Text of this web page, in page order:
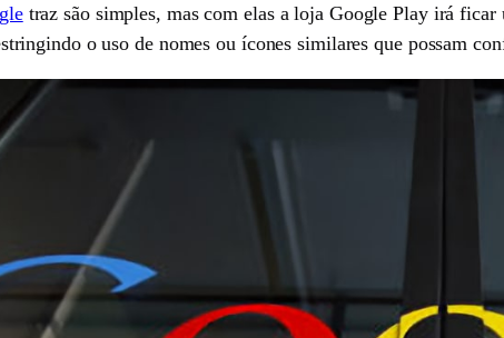
traz são simples, mas com elas a loja Google Play irá ficar
o uso de nomes ou ícones similares que possam